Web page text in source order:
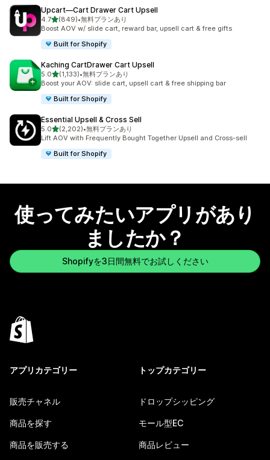
Upcart—Cart Drawer Cart Upsell
4.75つ星中
(849)
合計レビュー数：849件
•無料プランあり
Boost AOV w/ slide cart, reward bar, upsell cart & free gifts
Built for Shopify
Kaching CartDrawer Cart Upsell
5.05つ星中
(1,133)
合計レビュー数：1133件
•無料プランあり
Boost your AOV: slide cart, upsell cart & free shipping bar
Built for Shopify
Essential Upsell & Cross Sell
5.05つ星中
(2,202)
合計レビュー数：2202件
•無料プランあり
Lift AOV with Frequently Bought Together Upsell and Cross-sell
Built for Shopify
使ってみたいアプリがあり
ましたか？
Shopifyを3日間無料でお試しください
アプリカテゴリー
販売チャネル
商品を探す
商品を販売する
トップカテゴリー
ドロップシッピング
モール型EC
商品レビュー